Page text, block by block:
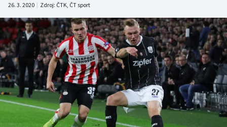
DALŠÍ SPORTY
Americký fotbal
Baseball a softbal
Basketbal
NEPŘEHLÉDNĚTE
Soutěže
Historické návraty
26. 3. 2020 | Zdroj: ČTK, ČT sport